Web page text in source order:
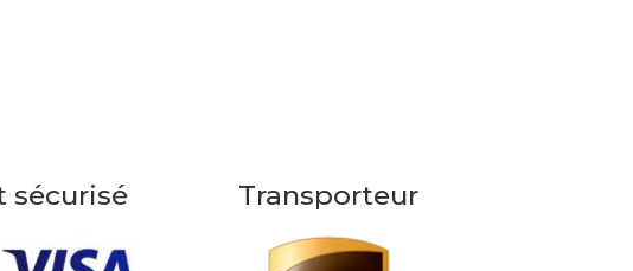
sécurisé Transporteur